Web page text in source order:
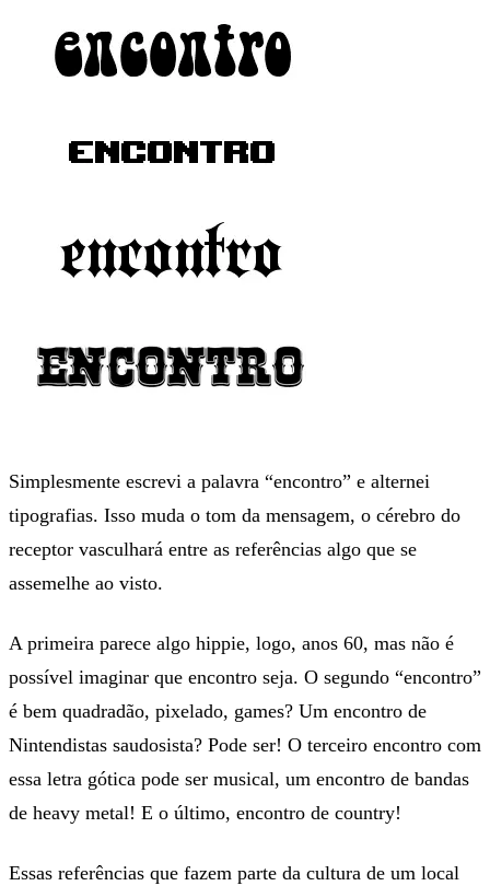
Simplesmente escrevi a palavra “encontro” e alternei
tipografias. Isso muda o tom da mensagem, o cérebro do
receptor vasculhará entre as referências algo que se
assemelhe ao visto.
A primeira parece algo hippie, logo, anos 60, mas não é
possível imaginar que encontro seja. O segundo “encontro”
é bem quadradão, pixelado, games? Um encontro de
Nintendistas saudosista? Pode ser! O terceiro encontro com
essa letra gótica pode ser musical, um encontro de bandas
de heavy metal! E o último, encontro de country!
Essas referências que fazem parte da cultura de um local